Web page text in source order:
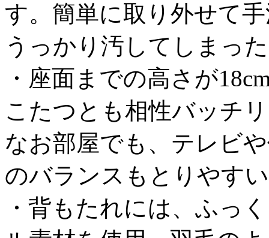
す。簡単に取り外せて
うっかり汚してしまっ
・座面までの高さが
こたつとも相性バッチ
なお部屋でも、テレビ
のバランスもとりやす
・背もたれには、ふっ